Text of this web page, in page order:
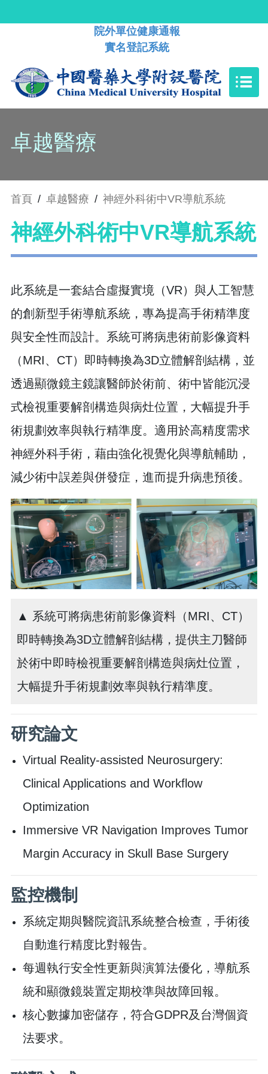
院外單位健康通報
實名登記系統
卓越醫療
首頁 / 卓越醫療 / 神經外科術中VR導航系統
神經外科術中VR導航系統
此系統是一套結合虛擬實境（VR）與人工智慧
的創新型手術導航系統，專為提高手術精準度
與安全性而設計。系統可將病患術前影像資料
（MRI、CT）即時轉換為3D立體解剖結構，並
透過顯微鏡主鏡讓醫師於術前、術中皆能沉浸
式檢視重要解剖構造與病灶位置，大幅提升手
術規劃效率與執行精準度。適用於高精度需求
神經外科手術，藉由強化視覺化與導航輔助，
減少術中誤差與併發症，進而提升病患預後。
▲ 系統可將病患術前影像資料（MRI、CT）
即時轉換為3D立體解剖結構，提供主刀醫師
於術中即時檢視重要解剖構造與病灶位置，
大幅提升手術規劃效率與執行精準度。
研究論文
Virtual Reality-assisted Neurosurgery:
Clinical Applications and Workflow
Optimization
Immersive VR Navigation Improves Tumor
Margin Accuracy in Skull Base Surgery
監控機制
系統定期與醫院資訊系統整合檢查，手術後
自動進行精度比對報告。
每週執行安全性更新與演算法優化，導航系
統和顯微鏡裝置定期校準與故障回報。
核心數據加密儲存，符合GDPR及台灣個資
法要求。